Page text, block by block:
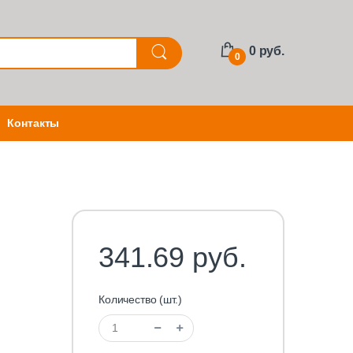
0 0 руб.
Контакты
341.69 руб.
Количество (шт.)